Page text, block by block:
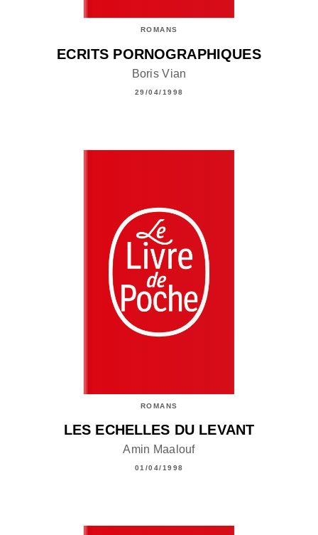
ROMANS
ECRITS PORNOGRAPHIQUES
Boris Vian
29/04/1998
ROMANS
LES ECHELLES DU LEVANT
Amin Maalouf
01/04/1998